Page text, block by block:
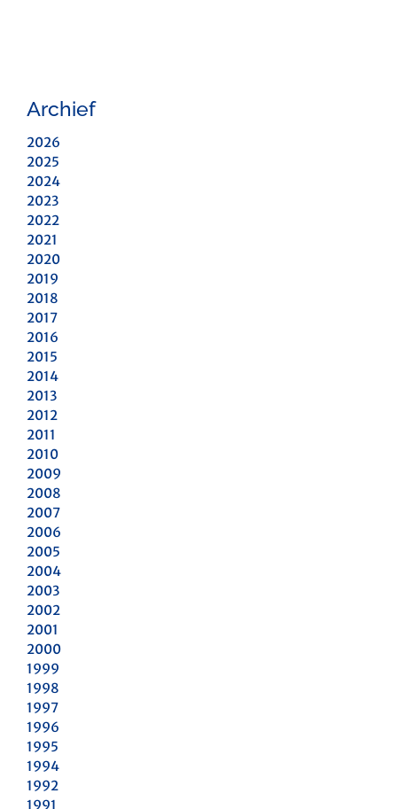
Archief
2026
2025
2024
2023
2022
2021
2020
2019
2018
2017
2016
2015
2014
2013
2012
2011
2010
2009
2008
2007
2006
2005
2004
2003
2002
2001
2000
1999
1998
1997
1996
1995
1994
1992
1991